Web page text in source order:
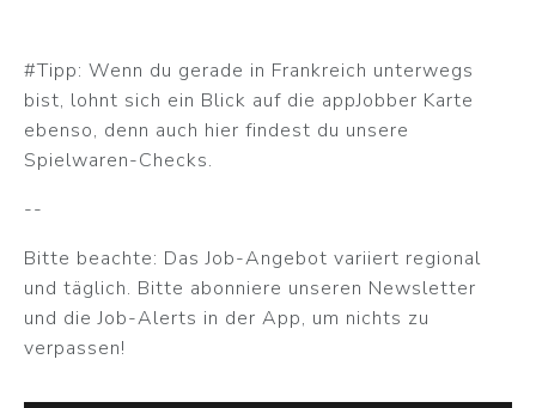
#Tipp: Wenn du gerade in Frankreich unterwegs
bist, lohnt sich ein Blick auf die appJobber Karte
ebenso, denn auch hier findest du unsere
Spielwaren-Checks.
--
Bitte beachte: Das Job-Angebot variiert regional
und täglich. Bitte abonniere unseren Newsletter
und die Job-Alerts in der App, um nichts zu
verpassen!